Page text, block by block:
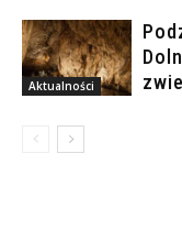
Aktualności